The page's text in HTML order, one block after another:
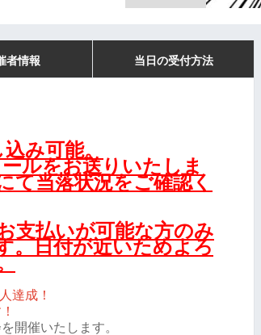
者情報 当日の受付方法
み可能。
ルをお送りいたしま
て当落状況をご確認く
支払いが可能な方のみ
。日付が近いためよろ
達成！
開催いたします。